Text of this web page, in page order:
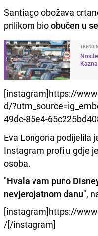
Santiago obožava
prilikom bioobučen u
[instagram]https://
d/
49dc-85e4-
Eva Longoria podijelila
Instagram profilu gdje
osoba.
"Hvala vam puno
nevjerojatnom danu",
[instagram]https://
/[/instagram]